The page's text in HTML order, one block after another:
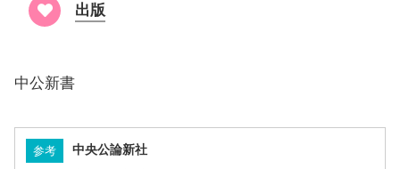
出版
中公新書
参考 中央公論新社